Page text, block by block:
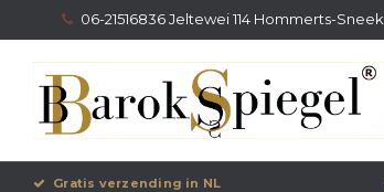
06-21516836 Jeltewei 114 Hommerts-Sneek
Gratis verzending in NL